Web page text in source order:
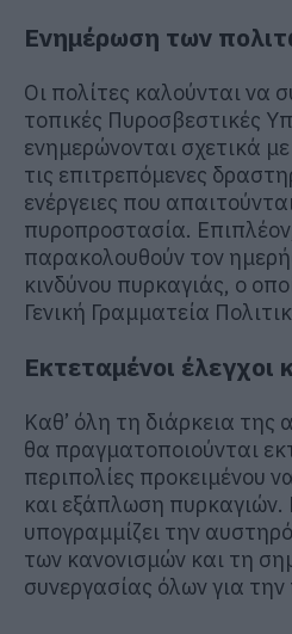
Ενημέρωση των
Οι πολίτες καλούνται να
τοπικές Πυροσβεστικές
ενημερώνονται σχετικά
τις επιτρεπόμενες
ενέργειες που
πυροπροστασία.
παρακολουθούν τον
κινδύνου πυρκαγιάς, ο
Γενική Γραμματεία
Εκτεταμένοι έλεγχοι
Καθ’ όλη τη διάρκεια της
θα πραγματοποιούνται
περιπολίες προκειμένου
και εξάπλωση
υπογραμμίζει την
των κανονισμών και τη
συνεργασίας όλων για